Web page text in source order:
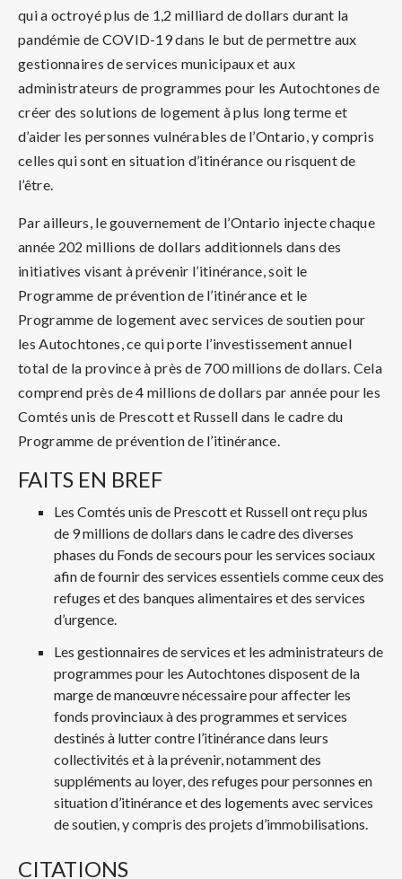
qui a octroyé plus de 1,2 milliard de dollars durant la
pandémie de COVID-19 dans le but de permettre aux
gestionnaires de services municipaux et aux
administrateurs de programmes pour les Autochtones de
créer des solutions de logement à plus long terme et
d’aider les personnes vulnérables de l’Ontario, y compris
celles qui sont en situation d’itinérance ou risquent de
l’être.
Par ailleurs, le gouvernement de l’Ontario injecte chaque
année 202 millions de dollars additionnels dans des
initiatives visant à prévenir l’itinérance, soit le
Programme de prévention de l’itinérance et le
Programme de logement avec services de soutien pour
les Autochtones, ce qui porte l’investissement annuel
total de la province à près de 700 millions de dollars. Cela
comprend près de 4 millions de dollars par année pour les
Comtés unis de Prescott et Russell dans le cadre du
Programme de prévention de l’itinérance.
FAITS EN BREF
Les Comtés unis de Prescott et Russell ont reçu plus
de 9 millions de dollars dans le cadre des diverses
phases du Fonds de secours pour les services sociaux
afin de fournir des services essentiels comme ceux des
refuges et des banques alimentaires et des services
d’urgence.
Les gestionnaires de services et les administrateurs de
programmes pour les Autochtones disposent de la
marge de manœuvre nécessaire pour affecter les
fonds provinciaux à des programmes et services
destinés à lutter contre l’itinérance dans leurs
collectivités et à la prévenir, notamment des
suppléments au loyer, des refuges pour personnes en
situation d’itinérance et des logements avec services
de soutien, y compris des projets d’immobilisations.
CITATIONS